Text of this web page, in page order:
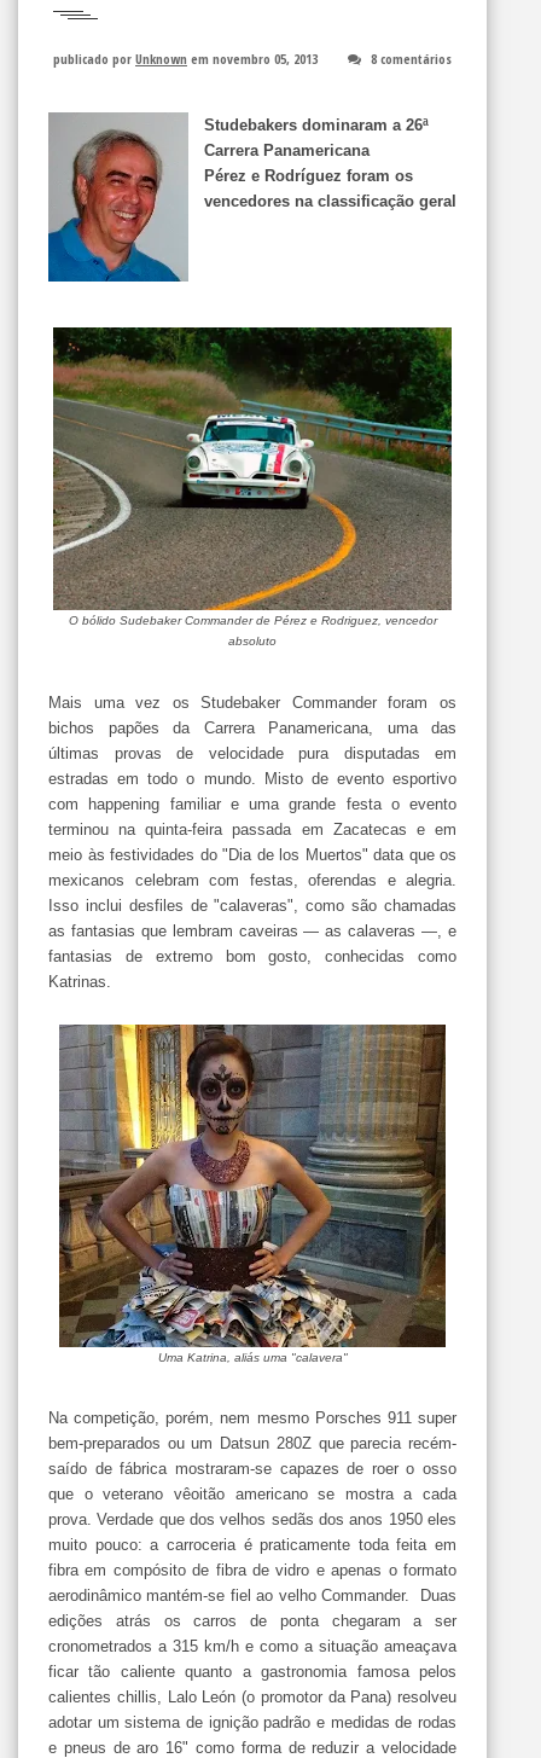
publicado por Unknown em novembro 05, 2013 8 comentários
Studebakers dominaram a 26ª
Carrera Panamericana
Pérez e Rodríguez foram os
vencedores na classificação geral
O bólido Sudebaker Commander de Pérez e Rodriguez, vencedor
absoluto
Mais uma vez os Studebaker Commander foram os
bichos papões da Carrera Panamericana, uma das
últimas provas de velocidade pura disputadas em
estradas em todo o mundo. Misto de evento esportivo
com happening familiar e uma grande festa o evento
terminou na quinta-feira passada em Zacatecas e em
meio às festividades do "Dia de los Muertos" data que os
mexicanos celebram com festas, oferendas e alegria.
Isso inclui desfiles de "calaveras", como são chamadas
as fantasias que lembram caveiras — as calaveras —, e
fantasias de extremo bom gosto, conhecidas como
Katrinas.
Uma Katrina, aliás uma "calavera"
Na competição, porém, nem mesmo Porsches 911 super
bem-preparados ou um Datsun 280Z que parecia recém-
saído de fábrica mostraram-se capazes de roer o osso
que o veterano vêoitão americano se mostra a cada
prova. Verdade que dos velhos sedãs dos anos 1950 eles
muito pouco: a carroceria é praticamente toda feita em
fibra em compósito de fibra de vidro e apenas o formato
aerodinâmico mantém-se fiel ao velho Commander. Duas
edições atrás os carros de ponta chegaram a ser
cronometrados a 315 km/h e como a situação ameaçava
ficar tão caliente quanto a gastronomia famosa pelos
calientes chillis, Lalo León (o promotor da Pana) resolveu
adotar um sistema de ignição padrão e medidas de rodas
e pneus de aro 16" como forma de reduzir a velocidade